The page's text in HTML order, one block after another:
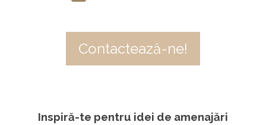
Contactează-ne!
Inspiră-te pentru idei de amenajări